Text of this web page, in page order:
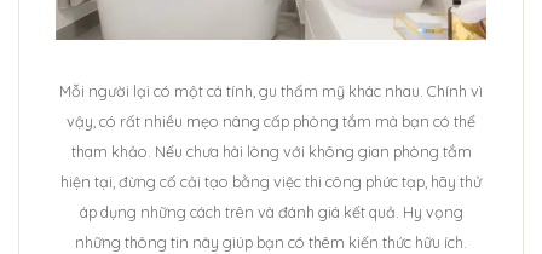
Mỗi người lại có một cá tính, gu thẩm mỹ khác nhau. Chính vì
vậy, có rất nhiều mẹo nâng cấp phòng tắm mà bạn có thể
tham khảo. Nếu chưa hài lòng với không gian phòng tắm
hiện tại, đừng cố cải tạo bằng việc thi công phức tạp, hãy thử
áp dụng những cách trên và đánh giá kết quả. Hy vọng
những thông tin này giúp bạn có thêm kiến thức hữu ích.